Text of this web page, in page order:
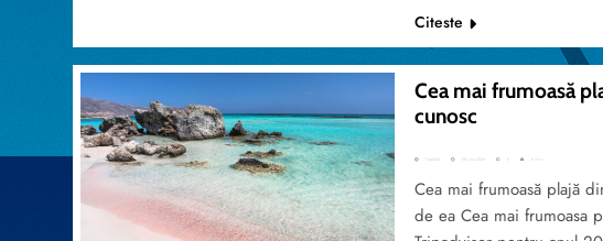
Citeste
Cea mai frumoasă
cunosc
TripVola
Cea mai frumoasă plajă
de ea Cea mai frumoasa